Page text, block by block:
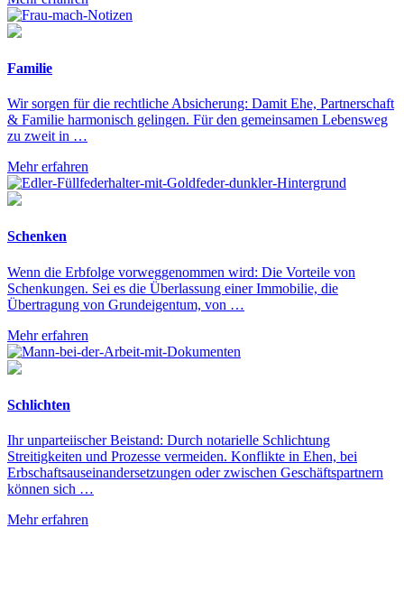
Familie
Wir sorgen für die rechtliche Absicherung: Damit Ehe, Partnerschaft
& Familie harmonisch gelingen. Für den gemeinsamen Lebensweg
zu zweit in …
Mehr erfahren
Schenken
Wenn die Erbfolge vorweggenommen wird: Die Vorteile von
Schenkungen. Sei es die Überlassung einer Immobilie, die
Übertragung von Grundeigentum, von …
Mehr erfahren
Schlichten
Ihr unparteiischer Beistand: Durch notarielle Schlichtung
Streitigkeiten und Prozesse vermeiden. Konflikte in Ehen, bei
Erbschaftsauseinandersetzungen oder zwischen Geschäftspartnern
können sich …
Mehr erfahren